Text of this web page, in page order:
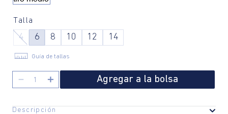
Talla
4 6 8 10 12 14
Guía de tallas
＋
－ Agregar a la bolsa
Descripción